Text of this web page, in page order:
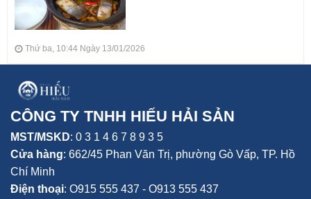
Thứ ba, 10:44 Ngày 13/01/2026
CÔNG TY TNHH HIẾU HẢI SẢN
MST/MSKD: 0 3 1 4 6 7 8 9 3 5
Cửa hàng: 662/45 Phan Văn Trị, phường Gò Vấp, TP. Hồ
Chí Minh
Điện thoại: O915 555 437 - O913 555 437